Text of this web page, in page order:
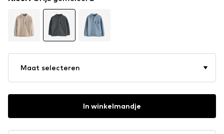
Maat selecteren
In winkelmandje